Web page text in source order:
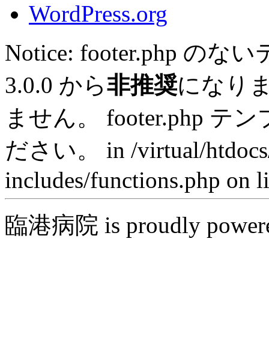
WordPress.org
Notice: footer.php のな
3.0.0 から非推奨になり
ません。 footer.php テ
ださい。 in /virtual/
includes/functions.php on
臨港病院 is proudly